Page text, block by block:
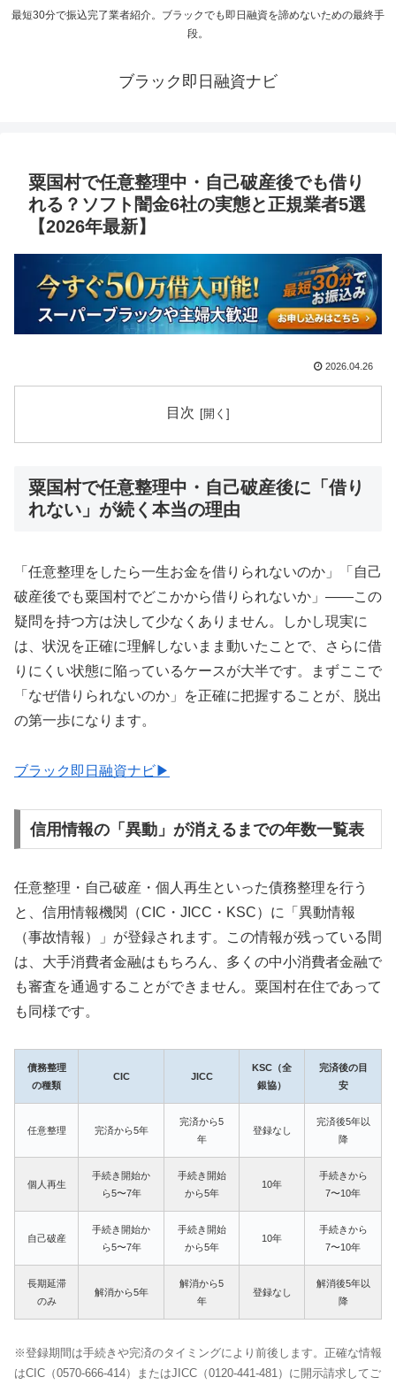
最短30分で振込完了業者紹介。ブラックでも即日融資を諦めないための最終手
段。
ブラック即日融資ナビ
粟国村で任意整理中・自己破産後でも借り
れる？ソフト闇金6社の実態と正規業者5選
【2026年最新】
2026.04.26
目次
粟国村で任意整理中・自己破産後に「借り
れない」が続く本当の理由
「任意整理をしたら一生お金を借りられないのか」「自己
破産後でも粟国村でどこかから借りられないか」——この
疑問を持つ方は決して少なくありません。しかし現実に
は、状況を正確に理解しないまま動いたことで、さらに借
りにくい状態に陥っているケースが大半です。まずここで
「なぜ借りられないのか」を正確に把握することが、脱出
の第一歩になります。
ブラック即日融資ナビ▶
信用情報の「異動」が消えるまでの年数一覧表
任意整理・自己破産・個人再生といった債務整理を行う
と、信用情報機関（CIC・JICC・KSC）に「異動情報
（事故情報）」が登録されます。この情報が残っている間
は、大手消費者金融はもちろん、多くの中小消費者金融で
も審査を通過することができません。粟国村在住であって
も同様です。
債務整理
の種類
CIC JICC
KSC（全
銀協）
完済後の目
安
任意整理 完済から5年
完済から5
年
登録なし
完済後5年以
降
個人再生
手続き開始か
ら5〜7年
手続き開始
から5年
10年
手続きから
7〜10年
自己破産
手続き開始か
ら5〜7年
手続き開始
から5年
10年
手続きから
7〜10年
長期延滞
のみ
解消から5年
解消から5
年
登録なし
解消後5年以
降
※登録期間は手続きや完済のタイミングにより前後します。正確な情報
はCIC（0570-666-414）またはJICC（0120-441-481）に開示請求してご